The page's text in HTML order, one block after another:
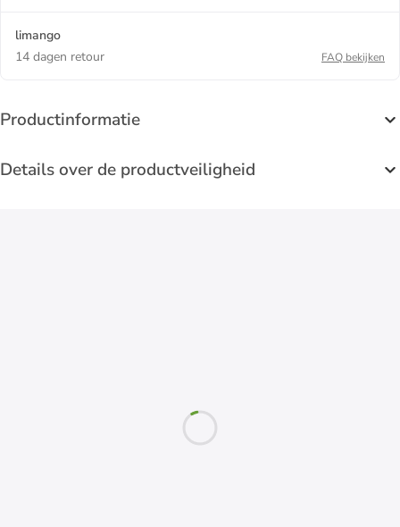
limango
14 dagen retour
FAQ bekijken
Productinformatie
Details over de productveiligheid